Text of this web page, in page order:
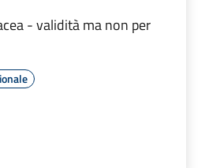
- validità ma non per